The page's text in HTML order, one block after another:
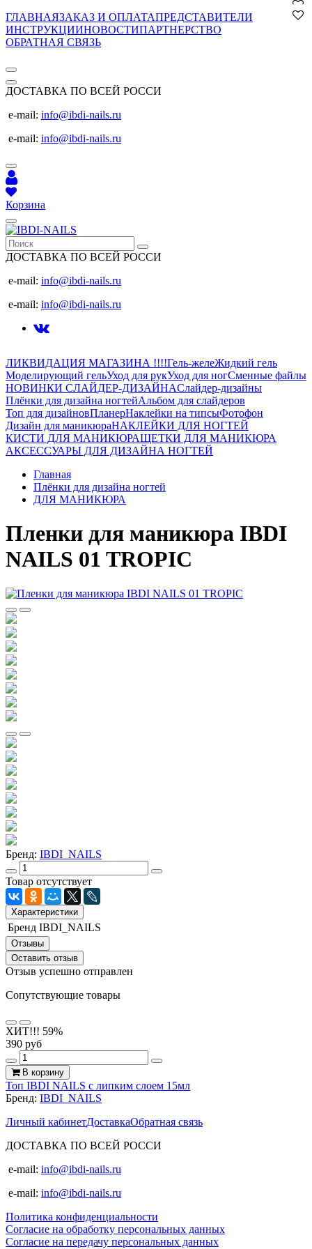
ГЛАВНАЯЗАКАЗ И ОПЛАТАПРЕДСТАВИТЕЛИ
ИНСТРУКЦИИНОВОСТИПАРТНЕРСТВО
ОБРАТНАЯ СВЯЗЬ
ДОСТАВКА ПО ВСЕЙ РОССИ
e-mail: info@ibdi-nails.ru
e-mail: info@ibdi-nails.ru
Корзина
ДОСТАВКА ПО ВСЕЙ РОССИ
e-mail: info@ibdi-nails.ru
e-mail: info@ibdi-nails.ru
ЛИКВИДАЦИЯ МАГАЗИНА !!!!Гель-желеЖидкий гель
Моделирующий гельУход для рукУход для ногСменные файлы
НОВИНКИ СЛАЙДЕР-ДИЗАЙНАСлайдер-дизайны
Плёнки для дизайна ногтейАльбом для слайдеров
Топ для дизайновПланерНаклейки на типсыФотофон
Дизайн для маникюраНАКЛЕЙКИ ДЛЯ НОГТЕЙ
КИСТИ ДЛЯ МАНИКЮРАЩЕТКИ ДЛЯ МАНИКЮРА
АКСЕССУАРЫ ДЛЯ ДИЗАЙНА НОГТЕЙ
Главная
Плёнки для дизайна ногтей
ДЛЯ МАНИКЮРА
Пленки для маникюра IBDI
NAILS 01 TROPIC
Бренд: IBDI_NAILS
Товар отсутствует
Характеристики
Бренд IBDI_NAILS
Отзывы
Оставить отзыв
Отзыв успешно отправлен
Сопутствующие товары
ХИТ!!! 59%
390 руб
В корзину
Топ IBDI NAILS с липким слоем 15мл
Бренд: IBDI_NAILS
Личный кабинетДоставкаОбратная связь
ДОСТАВКА ПО ВСЕЙ РОССИ
e-mail: info@ibdi-nails.ru
e-mail: info@ibdi-nails.ru
Политика конфиденциальности
Согласие на обработку персональных данных
Согласие на передачу персональных данных